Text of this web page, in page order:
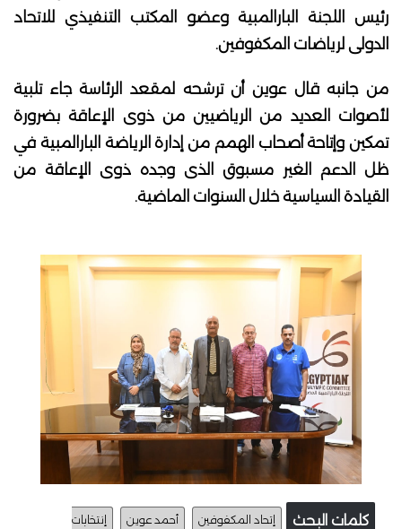
رئيس اللجنة البارالمبية وعضو المكتب التنفيذي للاتحاد
الدولى لرياضات المكفوفين.
من جانبه قال عوين أن ترشحه لمقعد الرئاسة جاء تلبية
لأصوات العديد من الرياضيين من ذوى الإعاقة بضرورة
تمكين وإتاحة أصحاب الهمم من إدارة الرياضة البارالمبية في
ظل الدعم الغير مسبوق الذى وجده ذوى الإعاقة من
القيادة السياسية خلال السنوات الماضية.
كلمات البحث إتحاد المكفوفين أحمد عوين إنتخابات